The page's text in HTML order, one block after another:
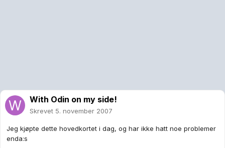
With Odin on my side!
Skrevet 5. november 2007
Jeg kjøpte dette hovedkortet i dag, og har ikke hatt noe problemer
enda:s